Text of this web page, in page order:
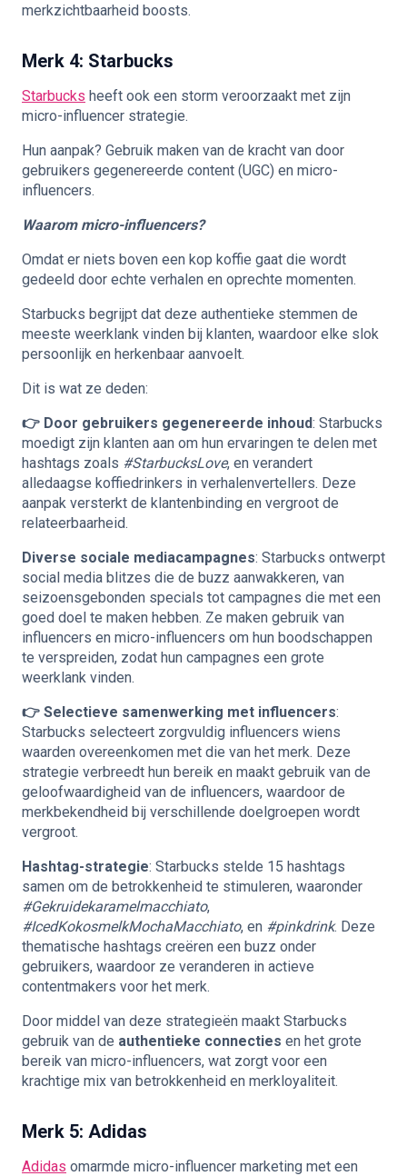
merkzichtbaarheid boosts.
Merk 4: Starbucks
Starbucks heeft ook een storm veroorzaakt met zijn
micro-influencer strategie.
Hun aanpak? Gebruik maken van de kracht van door
gebruikers gegenereerde content (UGC) en micro-
influencers.
Waarom micro-influencers?
Omdat er niets boven een kop koffie gaat die wordt
gedeeld door echte verhalen en oprechte momenten.
Starbucks begrijpt dat deze authentieke stemmen de
meeste weerklank vinden bij klanten, waardoor elke slok
persoonlijk en herkenbaar aanvoelt.
Dit is wat ze deden:
👉 Door gebruikers gegenereerde inhoud: Starbucks
moedigt zijn klanten aan om hun ervaringen te delen met
hashtags zoals #StarbucksLove, en verandert
alledaagse koffiedrinkers in verhalenvertellers. Deze
aanpak versterkt de klantenbinding en vergroot de
relateerbaarheid.
Diverse sociale mediacampagnes: Starbucks ontwerpt
social media blitzes die de buzz aanwakkeren, van
seizoensgebonden specials tot campagnes die met een
goed doel te maken hebben. Ze maken gebruik van
influencers en micro-influencers om hun boodschappen
te verspreiden, zodat hun campagnes een grote
weerklank vinden.
👉 Selectieve samenwerking met influencers:
Starbucks selecteert zorgvuldig influencers wiens
waarden overeenkomen met die van het merk. Deze
strategie verbreedt hun bereik en maakt gebruik van de
geloofwaardigheid van de influencers, waardoor de
merkbekendheid bij verschillende doelgroepen wordt
vergroot.
Hashtag-strategie: Starbucks stelde 15 hashtags
samen om de betrokkenheid te stimuleren, waaronder
#Gekruidekaramelmacchiato,
#IcedKokosmelkMochaMacchiato, en #pinkdrink. Deze
thematische hashtags creëren een buzz onder
gebruikers, waardoor ze veranderen in actieve
contentmakers voor het merk.
Door middel van deze strategieën maakt Starbucks
gebruik van de authentieke connecties en het grote
bereik van micro-influencers, wat zorgt voor een
krachtige mix van betrokkenheid en merkloyaliteit.
Merk 5: Adidas
Adidas omarmde micro-influencer marketing met een